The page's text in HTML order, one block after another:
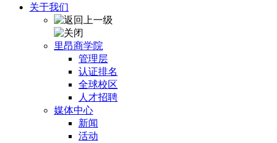
关于我们
里昂商学院
管理层
认证排名
全球校区
人才招聘
媒体中心
新闻
活动